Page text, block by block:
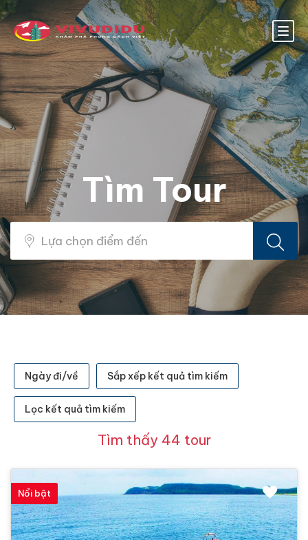
Tìm Tour
Ngày đi/về Sắp xếp kết quả tìm kiếm
Lọc kết quả tìm kiếm
Tìm thấy 44 tour
Nổi bật